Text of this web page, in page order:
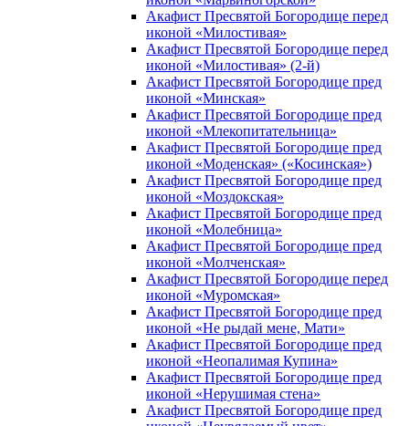
Акафист Пресвятой Богородице перед
иконой «Милостивая»
Акафист Пресвятой Богородице перед
иконой «Милостивая» (2-й)
Акафист Пресвятой Богородице пред
иконой «Минская»
Акафист Пресвятой Богородице пред
иконой «Млекопитательница»
Акафист Пресвятой Богородице пред
иконой «Моденская» («Косинская»)
Акафист Пресвятой Богородице пред
иконой «Моздокская»
Акафист Пресвятой Богородице пред
иконой «Молебница»
Акафист Пресвятой Богородице пред
иконой «Молченская»
Акафист Пресвятой Богородице перед
иконой «Муромская»
Акафист Пресвятой Богородице пред
иконой «Не рыдай мене, Мати»
Акафист Пресвятой Богородице пред
иконой «Неопалимая Купина»
Акафист Пресвятой Богородице пред
иконой «Нерушимая стена»
Акафист Пресвятой Богородице пред